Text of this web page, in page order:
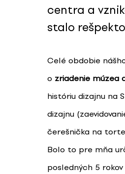
centra a
stalo
Celé obdobie
o zriadenie múzea
históriu dizajnu na
dizajnu
čerešnička na
Bolo to pre mňa
posledných 5